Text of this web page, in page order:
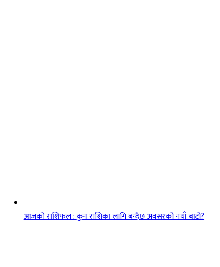
आजको राशिफल : कुन राशिका लागि बन्दैछ अवसरको नयाँ बाटो?